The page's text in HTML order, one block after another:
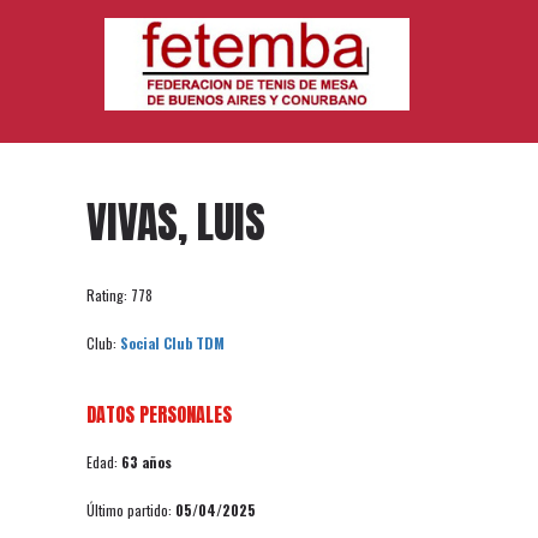
VIVAS, LUIS
Rating: 778
Club: Social Club TDM
DATOS PERSONALES
Edad: 63 años
Último partido: 05/04/2025